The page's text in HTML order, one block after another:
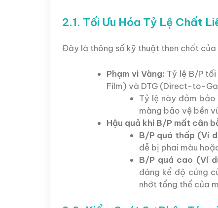
2.1. Tối Ưu Hóa Tỷ Lệ Chất
Đây là thông số kỹ thuật then chốt của
Phạm vi Vàng: Tỷ lệ B/P
Film) và DTG (Direct-to-
Tỷ lệ này đảm
màng bảo vệ bền
Hậu quả khi B/P mất cân
B/P quá thấp (Ví
dễ bị phai màu
B/P quá cao (Ví
đáng kể độ cứng
nhớt tổng thể của